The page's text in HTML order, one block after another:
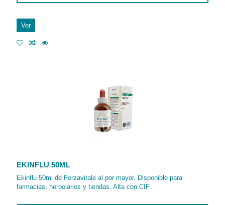
Ver
EKINFLU 50ML
Ekinflu 50ml de Forzavitale al por mayor. Disponible para
farmacias, herbolarios y tiendas. Alta con CIF.